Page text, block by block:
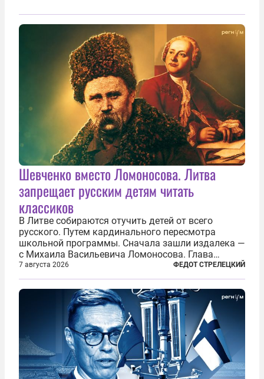
Шевченко вместо Ломоносова. Литва
запрещает русским детям читать
классиков
В Литве собираются отучить детей от всего
русского. Путем кардинального пересмотра
школьной программы. Сначала зашли издалека —
с Михаила Васильевича Ломоносова. Глава
правительства Литвы Миндаугас Синкявичюс
предложил исключить его тексты из программ
общего образования. Мотивировал он это тем,
7 августа 2026 ФЕДОТ СТРЕЛЕЦКИЙ